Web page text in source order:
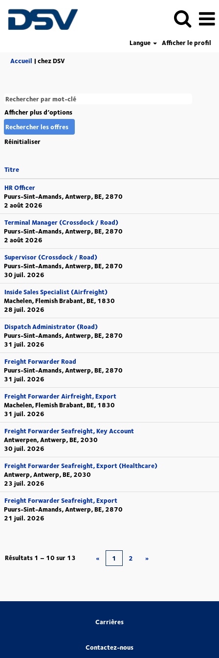
Langue
Afficher le profil
Accueil | chez DSV(page
Afficher plus d’options
Réinitialiser
Titre
HR Officer
Puurs-Sint-Amands, Antwerp, BE, 2870
2 août 2026
Terminal Manager (Crossdock / Road)
Puurs-Sint-Amands, Antwerp, BE, 2870
2 août 2026
Supervisor (Crossdock / Road)
Puurs-Sint-Amands, Antwerp, BE, 2870
30 juil. 2026
Inside Sales Specialist (Airfreight)
Machelen, Flemish Brabant, BE, 1830
28 juil. 2026
Dispatch Administrator (Road)
Puurs-Sint-Amands, Antwerp, BE, 2870
31 juil. 2026
Freight Forwarder Road
Puurs-Sint-Amands, Antwerp, BE, 2870
31 juil. 2026
Freight Forwarder Airfreight, Export
Machelen, Flemish Brabant, BE, 1830
31 juil. 2026
Freight Forwarder Seafreight, Key Account
Antwerpen, Antwerp, BE, 2030
30 juil. 2026
Freight Forwarder Seafreight, Export (Healthcare)
Antwerp, Antwerp, BE, 2030
23 juil. 2026
Freight Forwarder Seafreight, Export
Puurs-Sint-Amands, Antwerp, BE, 2870
21 juil. 2026
Résultats 1 – 10 sur 13 « 1 2 »
Carrières
Contactez-nous